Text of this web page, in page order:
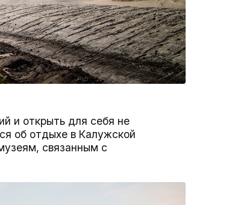
и открыть для себя не
об отдыхе в Калужской
связанным с